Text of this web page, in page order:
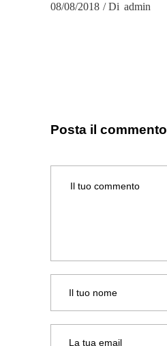
08/08/2018 Di admin
Posta il commento